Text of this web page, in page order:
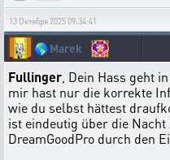
13 Октября 2025 09:34:41
🌎Marek
Fullinger, Dein Hass geht
mir hast nur die korrekte
wie du selbst hättest
ist eindeutig über die
DreamGoodPro durch den